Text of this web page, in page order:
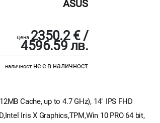
ASUS
цена 2350.2 € /
4596.59 лв.
наличност не е в наличност
Cache, up to 4.7 GHz), 14" IPS FHD
Iris X Graphics,TPM,Win 10 PRO 64 bit,